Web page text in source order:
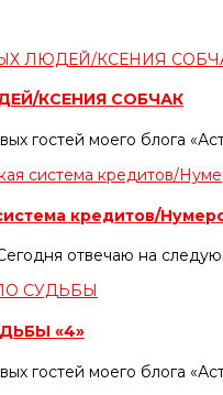
КСЕНИЯ СОБЧАК
гостей моего блога
кредитов/
отвечаю на
«4»
гостей моего блога